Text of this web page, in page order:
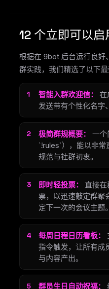
12 个立即可以
根据在 9bot 后台运行良好
群实践，我们精选了以下最
智能入群欢迎信：
在
发送带有个性化名字
极简群规概要：
一个
`!rules`），能以非
规范与社群初衷。
即时轻投票：
直接
票，以迅速敲定群聚
定下一次的会议主题。
每周日程日历看板：
指令触发，让所有成
与内容产出。
群员生日自动祝福：